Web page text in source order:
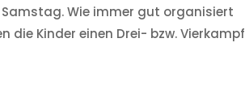
Wie immer gut organisiert
Kinder einen Drei- bzw. Vierkampf